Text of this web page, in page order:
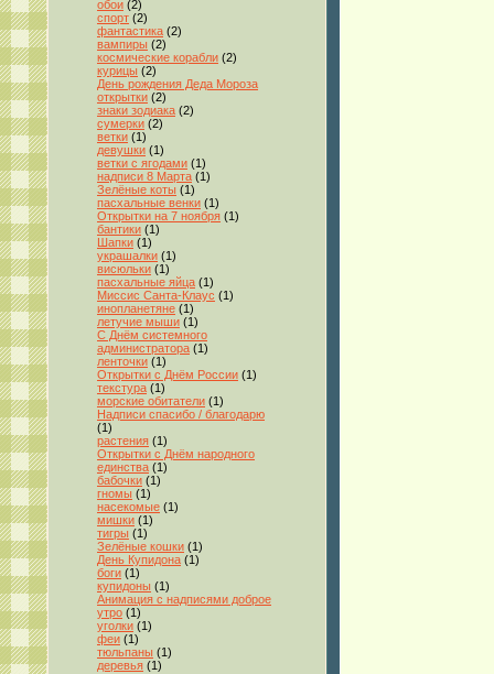
обои (2)
спорт (2)
фантастика (2)
вампиры (2)
космические корабли (2)
курицы (2)
День рождения Деда Мороза
открытки (2)
знаки зодиака (2)
сумерки (2)
ветки (1)
девушки (1)
ветки с ягодами (1)
надписи 8 Марта (1)
Зелёные коты (1)
пасхальные венки (1)
Открытки на 7 ноября (1)
бантики (1)
Шапки (1)
украшалки (1)
висюльки (1)
пасхальные яйца (1)
Миссис Санта-Клаус (1)
инопланетяне (1)
летучие мыши (1)
С Днём системного
администратора (1)
ленточки (1)
Открытки с Днём России (1)
текстура (1)
морские обитатели (1)
Надписи спасибо / благодарю
(1)
растения (1)
Открытки с Днём народного
единства (1)
бабочки (1)
гномы (1)
насекомые (1)
мишки (1)
тигры (1)
Зелёные кошки (1)
День Купидона (1)
боги (1)
купидоны (1)
Анимация с надписями доброе
утро (1)
уголки (1)
феи (1)
тюльпаны (1)
деревья (1)